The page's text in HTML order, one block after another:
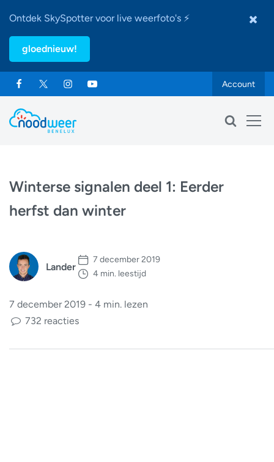
Ontdek SkySpotter voor live weerfoto's ⚡
gloednieuw!
Account
Winterse signalen deel 1: Eerder
herfst dan winter
Lander
7 december 2019
4 min. leestijd
7 december 2019 - 4 min. lezen
732 reacties